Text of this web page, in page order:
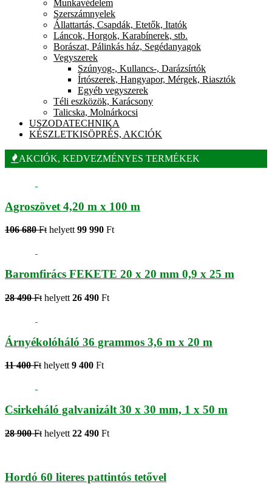
Munkavédelem
Szerszámnyelek
Állattartás, Csapdák, Etetők, Itatók
Láncok, Horgok, Karabínerek, stb.
Borászat, Pálinkás ház, Segédanyagok
Vegyszerek
Szúnyog-, Kullancs-, Darázsírtók
Írtószerek, Hangyapor, Mérgek, Riasztók
Egyéb vegyszerek
Téli eszközök, Karácsony
Talicska, Molnárkocsi
USZODATECHNIKA
KÉSZLETKISÖPRÉS, AKCIÓK
AKCIÓK, KEDVEZMÉNYES TERMÉKEK
Agroszövet 4,20 m x 100 m
106 680 Ft helyett 99 990 Ft
Baromfirács FEKETE 20 x 20 mm 0,9 x 25 m
28 490 Ft helyett 26 490 Ft
Árnyékolóháló 36 grammos 3,6 m x 20 m
11 400 Ft helyett 9 400 Ft
Csirkeháló galvanizált 30 x 30 mm, 1 x 50 m
28 900 Ft helyett 22 490 Ft
Hordó 60 literes pattintós tetővel